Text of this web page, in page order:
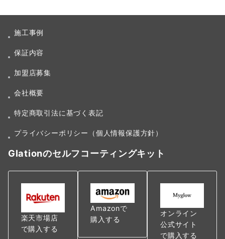
施工事例
保証内容
加盟店募集
会社概要
特定商取引法に基づく表記
プライバシーポリシー（個人情報保護方針）
Glationのセルフコーティングキット
楽天市場店
で購入する
Amazonで
購入する
オンライン
公式サイト
で購入する